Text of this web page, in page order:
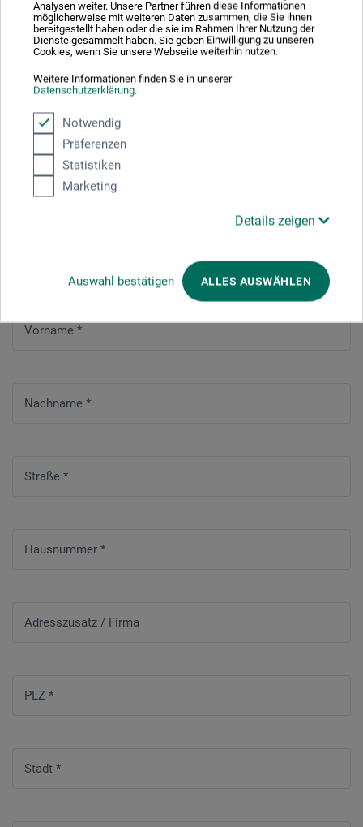
Analysen weiter. Unsere Partner führen diese Informationen
möglicherweise mit weiteren Daten zusammen, die Sie ihnen
bereitgestellt haben oder die sie im Rahmen Ihrer Nutzung der
Dienste gesammelt haben. Sie geben Einwilligung zu unseren
Cookies, wenn Sie unsere Webseite weiterhin nutzen.
Weitere Informationen finden Sie in unserer
Datenschutzerklärung.
Notwendig
Präferenzen
Statistiken
Marketing
Details zeigen
Auswahl bestätigen ALLES AUSWÄHLEN
JETZT ANMELDEN!
Jetzt anmelden!
Divers
Vorname *
Nachname *
Straße *
Hausnummer *
Adresszusatz / Firma
PLZ *
Stadt *